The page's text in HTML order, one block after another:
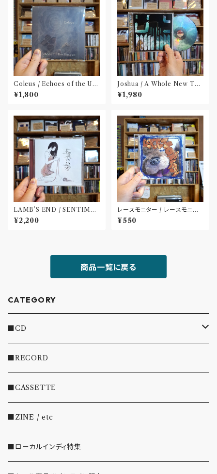
Coleus / Echoes of the Uns
een(CD)
¥1,800
Joshua / A Whole New The
ory Redux(CD)
¥1,980
LAMB’S END / SENTIME
NT(CD)
¥2,200
レースモニター / レースモニタ
ー(CD-R)
¥550
商品一覧に戻る
CATEGORY
■CD
・INDIE
・EMO/PUNK/POST HC
・SHOEGAZE/DREAMPOP/POST ROCK
・OTHER(LOUD/JUNK/RAP/ etc...)
■RECORD
■CASSETTE
■ZINE / etc
■ローカルインディ特集